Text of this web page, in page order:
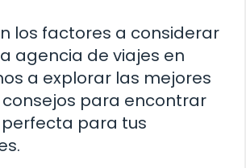
los factores a considerar
agencia de viajes en
a explorar las mejores
para encontrar
para tus